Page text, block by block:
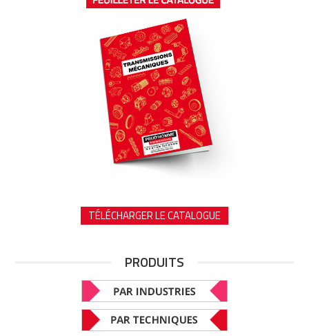
TÉLÉCHARGER LE CATALOGUE
PRODUITS